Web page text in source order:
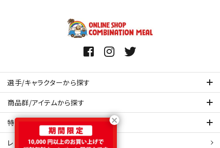
選手/キャラクターから探す
商品群/アイテムから探す
特集ページを見てみる
レビュー・口コミ 一覧ページ